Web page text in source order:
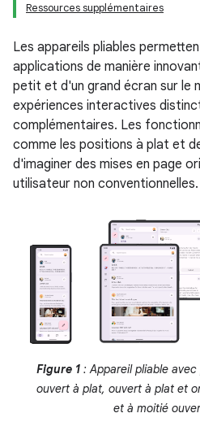
Ressources supplémentaires
Les appareils pliables
applications de manière
petit et d'un grand écran sur le
expériences interactives
complémentaires. Les
comme les positions à plat et
d'imaginer des mises en page
utilisateur non conventionnelles.
Figure 1: Appareil pliable avec
ouvert à plat, ouvert à plat et
et à moitié